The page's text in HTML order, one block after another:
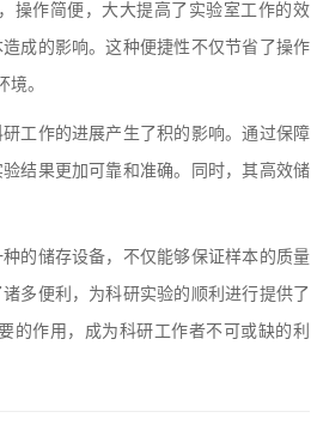
作简便，大大提高了实验室工作的效
成的影响。这种便捷性不仅节省了操作
。
工作的进展产生了积的影响。通过保障
结果更加可靠和准确。同时，其高效储
的储存设备，不仅能够保证样本的质量
多便利，为科研实验的顺利进行提供了
的作用，成为科研工作者不可或缺的利